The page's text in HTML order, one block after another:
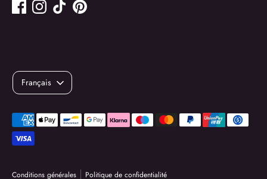
Conditions générales Politique de confidentialité
LangueFrançais
Méthodes
de
paiement